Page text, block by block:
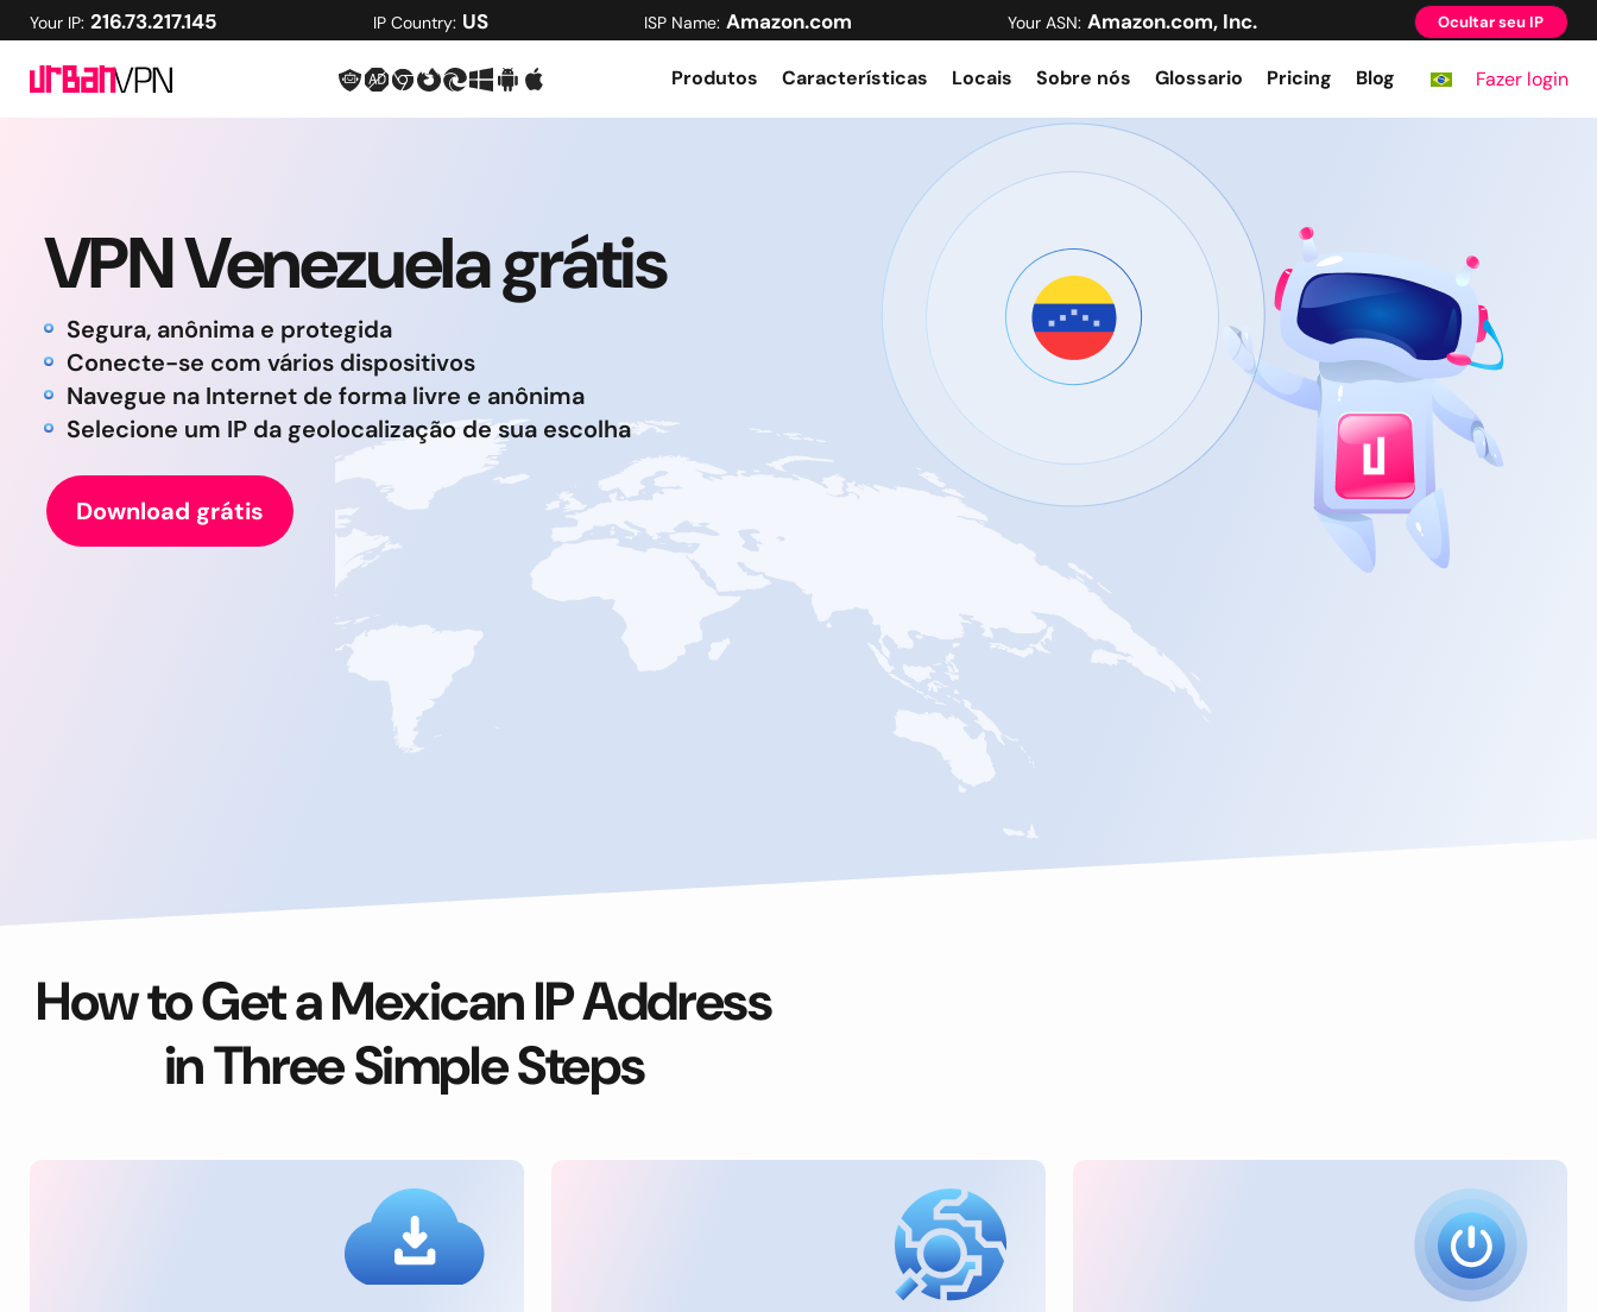
Your IP: 216.73.217.145 IP Country: US ISP Name: Amazon.com Your ASN: Amazon.com, Inc. Ocultar seu IP
Produtos Características Locais Sobre nós Glossario Pricing Blog Fazer login
VPN Venezuela grátis
Segura, anônima e protegida
Conecte-se com vários dispositivos
Navegue na Internet de forma livre e anônima
Selecione um IP da geolocalização de sua escolha
Download grátis
How to Get a Mexican IP Address
in Three Simple Steps